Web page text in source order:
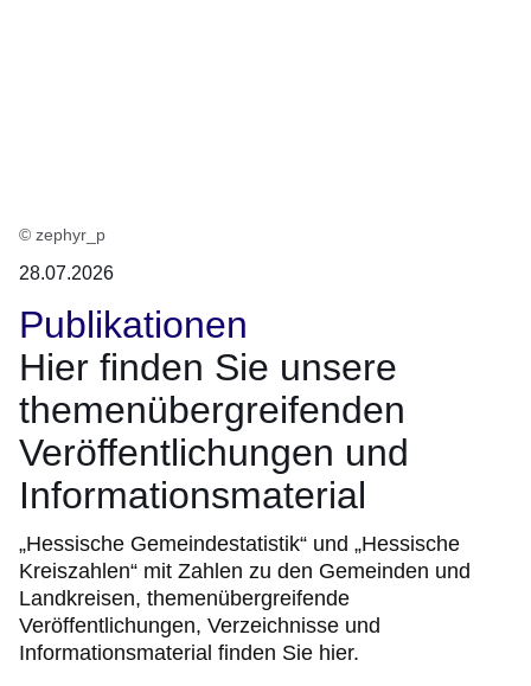
© zephyr_p
28.07.2026
Publikationen
Hier finden Sie unsere
themenübergreifenden
Veröffentlichungen und
Informationsmaterial
„Hessische Gemeindestatistik“ und „Hessische
Kreiszahlen“ mit Zahlen zu den Gemeinden und
Landkreisen, themenübergreifende
Veröffentlichungen, Verzeichnisse und
Informationsmaterial finden Sie hier.